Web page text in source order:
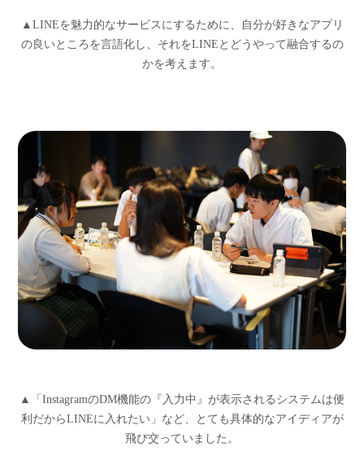
▲LINEを魅力的なサービスにするために、自分が好きなアプリ
の良いところを言語化し、それをLINEとどうやって融合するの
かを考えます。
▲「InstagramのDM機能の『入力中』が表示されるシステムは便
利だからLINEに入れたい」など、とても具体的なアイディアが
飛び交っていました。